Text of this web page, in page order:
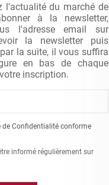
l'actualité du marché de
à la newsletter,
l'adresse email sur
la newsletter puis
la suite, il vous suffira
en bas de chaque
inscription.
de Confidentialité conforme
informé régulièrement sur